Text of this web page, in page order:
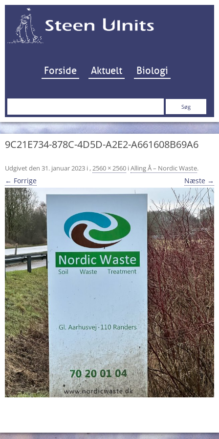
Hop til indhold
Forside Aktuelt Biologi
Søg
9C21E734-878C-4D5D-A2E2-A661608B69A6
Udgivet den 31. januar 2023 i ,2560 × 2560 iAlling Å – Nordic Waste.
← Forrige Næste →